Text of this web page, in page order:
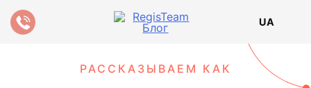
UA
РАССКАЗЫВАЕМ КАК